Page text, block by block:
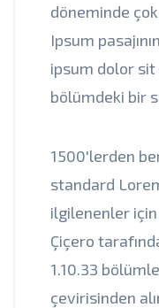
döneminde
Ipsum
ipsum dolor sit
bölümdeki bir
1500'lerden
standard
ilgilenenler
Çiçero
1.10.33
çevirisinden